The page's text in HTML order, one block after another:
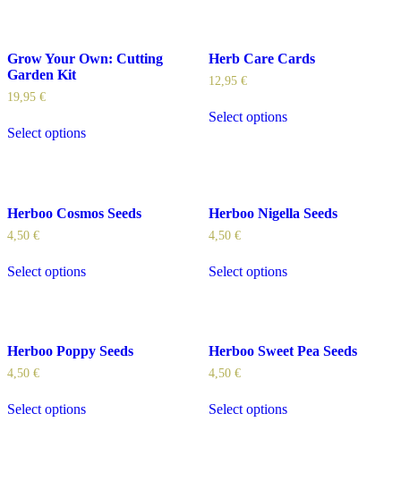
Grow Your Own: Cutting
Garden Kit
19,95 €
Select options
Herb Care Cards
12,95 €
Select options
Herboo Cosmos Seeds
4,50 €
Select options
Herboo Nigella Seeds
4,50 €
Select options
Herboo Poppy Seeds
4,50 €
Select options
Herboo Sweet Pea Seeds
4,50 €
Select options